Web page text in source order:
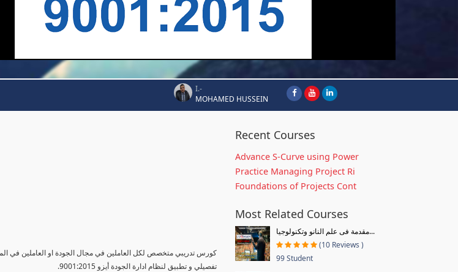
I.-
MOHAMED HUSSEIN
كورس تدريبي متخصص لكل العاملين في مجال الجودة او العاملين في
تفصيلي و تطبيق لنظام ادارة الجودة أيزو 9001:2015.
Recent Courses
Advance S-Curve using Power
Practice Managing Project Ri
Foundations of Projects Cont
Most Related Courses
مقدمة فى علم النانو وتكنولوجيا...
(10 Reviews )
99 Student